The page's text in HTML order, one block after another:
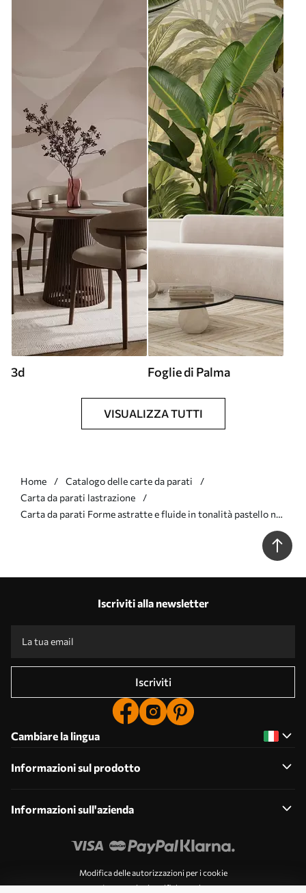
3d Foglie di Palma
VISUALIZZA TUTTI
Home
Catalogo delle carte da parati
Carta da parati lastrazione
Carta da parati Forme astratte e fluide in tonalità pastello nr.
Iscriviti alla newsletter
Iscriviti
Cambiare la lingua
Informazioni sul prodotto
Informazioni sull'azienda
Modifica delle autorizzazioni per i cookie
Impostazioni notifiche push